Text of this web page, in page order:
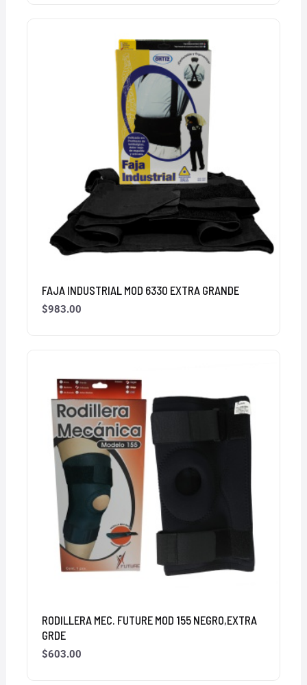
FAJA INDUSTRIAL MOD 6330 EXTRA GRANDE
$983.00
RODILLERA MEC. FUTURE MOD 155 NEGRO,EXTRA
GRDE
$603.00